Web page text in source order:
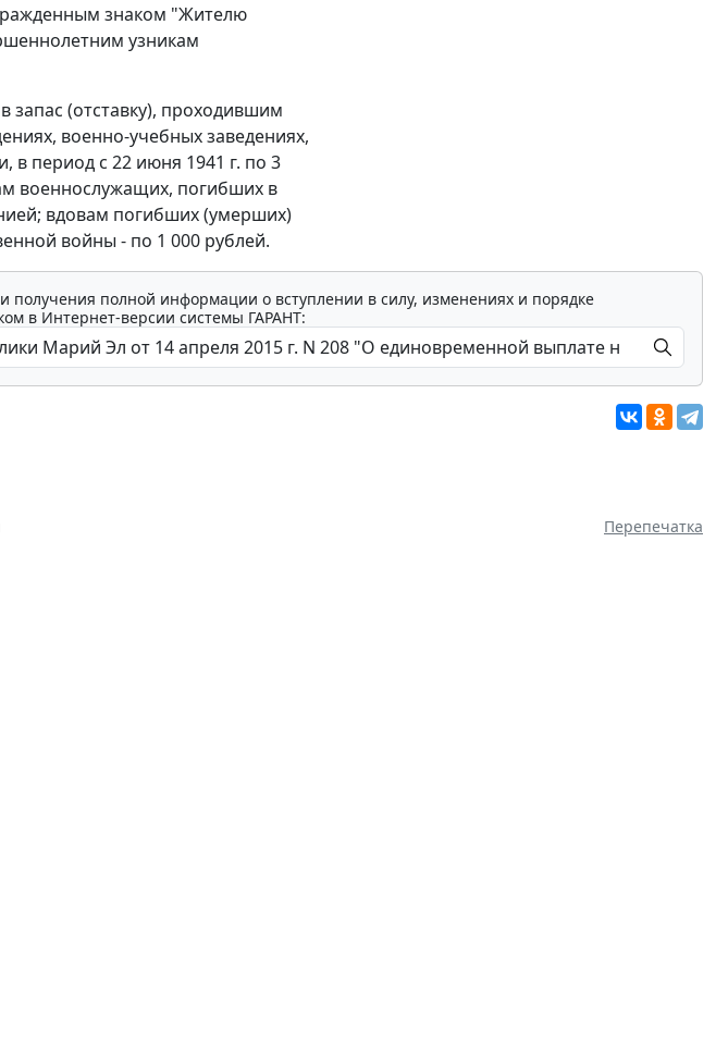
знаком "Жителю
узникам
(отставку), проходившим
военно-учебных заведениях,
в период с 22 июня 1941 г. по 3
военнослужащих, погибших в
вдовам погибших (умерших)
войны - по 1 000 рублей.
получения полной информации о вступлении в силу, изменениях и порядке
в Интернет-версии системы ГАРАНТ:
Перепечатка